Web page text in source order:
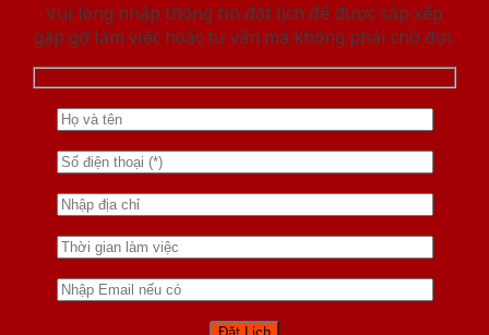
Vui lòng nhập thông tin đặt lịch để được sắp xếp
gặp gỡ làm việc hoăc tư vấn mà không phải chờ đợi.